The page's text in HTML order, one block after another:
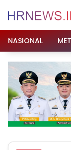
NASIONAL